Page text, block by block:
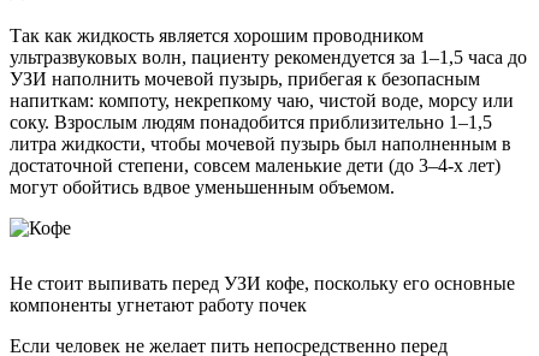
Так как жидкость является хорошим проводником
ультразвуковых волн, пациенту рекомендуется за 1–1,5 часа до
УЗИ наполнить мочевой пузырь, прибегая к безопасным
напиткам: компоту, некрепкому чаю, чистой воде, морсу или
соку. Взрослым людям понадобится приблизительно 1–1,5
литра жидкости, чтобы мочевой пузырь был наполненным в
достаточной степени, совсем маленькие дети (до 3–4-х лет)
могут обойтись вдвое уменьшенным объемом.
Не стоит выпивать перед УЗИ кофе, поскольку его основные
компоненты угнетают работу почек
Если человек не желает пить непосредственно перед